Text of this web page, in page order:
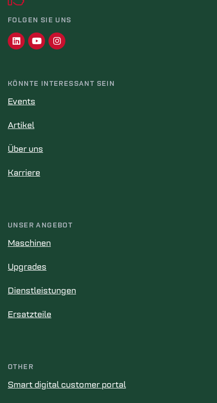
FOLGEN SIE UNS
KÖNNTE INTERESSANT SEIN
Events
Artikel
Über uns
Karriere
UNSER ANGEBOT
Maschinen
Upgrades
Dienstleistungen
Ersatzteile
OTHER
Smart digital customer portal